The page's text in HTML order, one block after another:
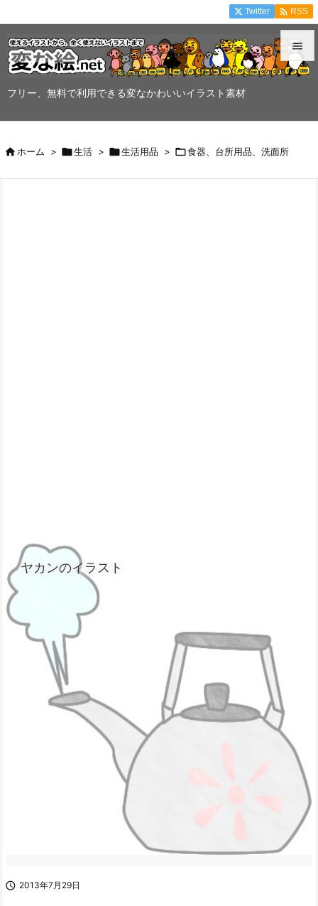
フリー、無料で利用できる変なかわいいイラスト素材


Twitter  RSS
ホーム > 生活 > 生活用品 > 食器、台所用品、洗面所
ヤカンのイラスト
 2013年7月29日